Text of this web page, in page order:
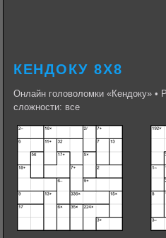
КЕНДОКУ 8Х8
Онлайн головоломки «Кендоку» •
сложности: все